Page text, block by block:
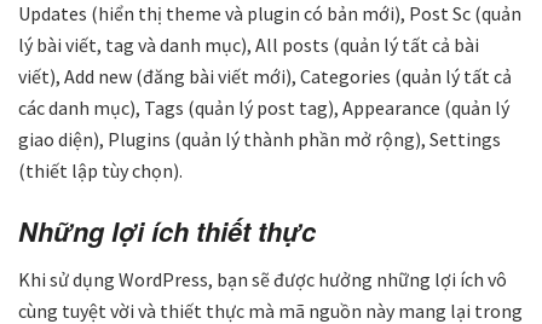
Updates (hiển thị theme và plugin có bản mới), Post Sc (quản
lý bài viết, tag và danh mục), All posts (quản lý tất cả bài
viết), Add new (đăng bài viết mới), Categories (quản lý tất cả
các danh mục), Tags (quản lý post tag), Appearance (quản lý
giao diện), Plugins (quản lý thành phần mở rộng), Settings
(thiết lập tùy chọn).
Những lợi ích thiết thực
Khi sử dụng WordPress, bạn sẽ được hưởng những lợi ích vô
cùng tuyệt vời và thiết thực mà mã nguồn này mang lại trong